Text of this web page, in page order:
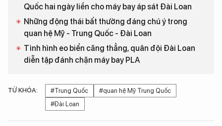
Quốc hai ngày liền cho máy bay áp sát Đài Loan
Những động thái bất thường đáng chú ý trong
quan hệ Mỹ - Trung Quốc - Đài Loan
Tình hình eo biển căng thẳng, quân đội Đài Loan
diễn tập đánh chặn máy bay PLA
TỪ KHÓA: #Trung Quốc
#quan hệ Mỹ Trung Quốc
#Đài Loan